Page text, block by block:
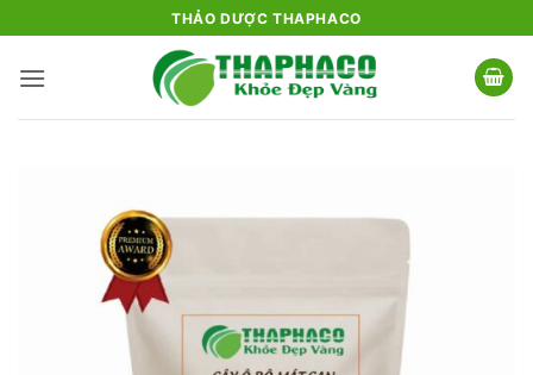
qua
nội
THẢO DƯỢC THAPHACO